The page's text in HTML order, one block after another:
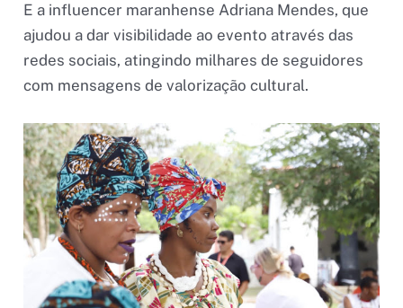
E a influencer maranhense Adriana Mendes, que
ajudou a dar visibilidade ao evento através das
redes sociais, atingindo milhares de seguidores
com mensagens de valorização cultural.